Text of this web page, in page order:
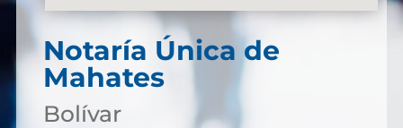
Notaría Única de
Mahates
Bolívar